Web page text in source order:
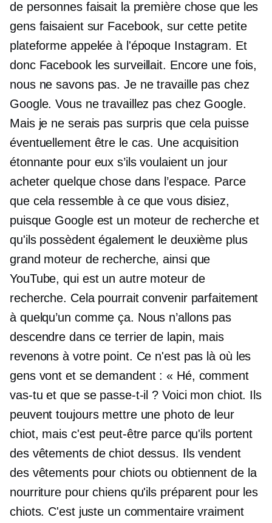
de personnes faisait la première chose que les
gens faisaient sur Facebook, sur cette petite
plateforme appelée à l'époque Instagram. Et
donc Facebook les surveillait. Encore une fois,
nous ne savons pas. Je ne travaille pas chez
Google. Vous ne travaillez pas chez Google.
Mais je ne serais pas surpris que cela puisse
éventuellement être le cas. Une acquisition
étonnante pour eux s’ils voulaient un jour
acheter quelque chose dans l’espace. Parce
que cela ressemble à ce que vous disiez,
puisque Google est un moteur de recherche et
qu'ils possèdent également le deuxième plus
grand moteur de recherche, ainsi que
YouTube, qui est un autre moteur de
recherche. Cela pourrait convenir parfaitement
à quelqu’un comme ça. Nous n’allons pas
descendre dans ce terrier de lapin, mais
revenons à votre point. Ce n'est pas là où les
gens vont et se demandent : « Hé, comment
vas-tu et que se passe-t-il ? Voici mon chiot. Ils
peuvent toujours mettre une photo de leur
chiot, mais c'est peut-être parce qu'ils portent
des vêtements de chiot dessus. Ils vendent
des vêtements pour chiots ou obtiennent de la
nourriture pour chiens qu'ils préparent pour les
chiots. C'est juste un commentaire vraiment